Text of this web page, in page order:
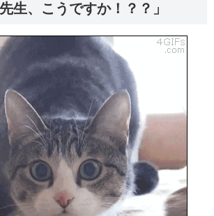
生、こうですか！？？」